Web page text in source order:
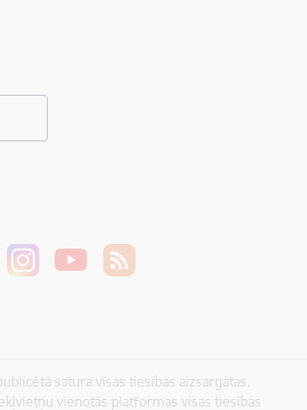
satura visas tiesības aizsargātas.
vienotās platformas visas tiesības